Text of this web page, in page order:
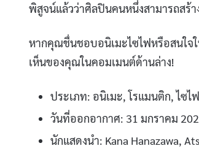
พิสูจน์แล้วว่าศิลปินคนหนึ่งสามารถสร้
หากคุณชื่นชอบอนิเมะไซไฟหรือสนใจ
เห็นของคุณในคอมเมนต์ด้านล่าง!
ประเภท: อนิเมะ, โรแมนติก, ไซไฟ
วันที่ออกอากาศ: 31 มกราคม
นักแสดงนำ: Kana Hanazawa,